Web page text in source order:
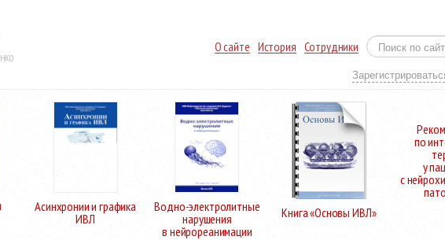
О сайте История Сотрудники
Асинхронии и графика
ИВЛ
Водно-электролитные
нарушения
в нейрореанимации
Книга «Основы ИВЛ»
по
у
с